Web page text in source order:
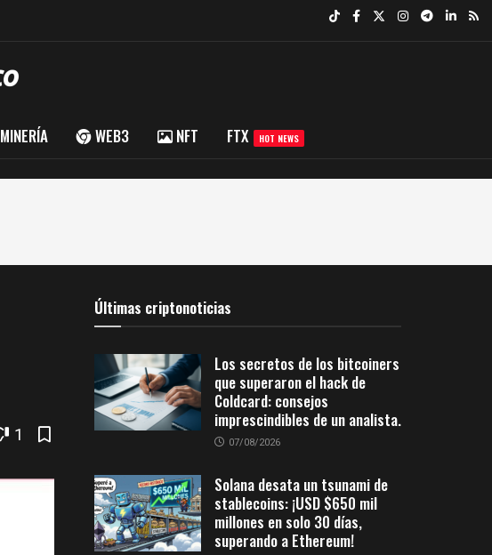
MINERÍA WEB3 NFT FTX HOT NEWS
1
Últimas criptonoticias
Los secretos de los bitcoiners
que superaron el hack de
Coldcard: consejos
imprescindibles de un analista.
07/08/2026
Solana desata un tsunami de
stablecoins: ¡USD $650 mil
millones en solo 30 días,
superando a Ethereum!